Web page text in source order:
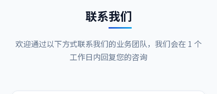
联系我们
欢迎通过以下方式联系我们的业务团队，我们会在 1 个
工作日内回复您的咨询